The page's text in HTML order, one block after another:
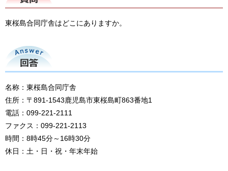
東桜島合同庁舎はどこにありますか。
回答
名称：東桜島合同庁舎
住所：〒891-1543鹿児島市東桜島町863番地1
電話：099-221-2111
ファクス：099-221-2113
時間：8時45分～16時30分
休日：土・日・祝・年末年始